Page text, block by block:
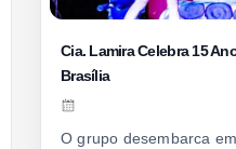
Cia. Lamira Celebra 15
Brasília
O grupo desembarca